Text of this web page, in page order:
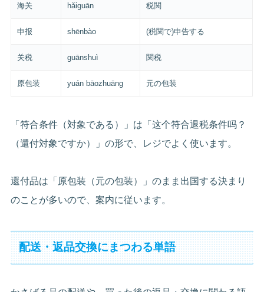
海关 hǎiguān 税関
申报 shēnbào (税関で)申告する
关税 guānshuì 関税
原包装 yuán bāozhuāng 元の包装
「符合条件（対象である）」は「这个符合退税条件吗？
（還付対象ですか）」の形で、レジでよく使います。
還付品は「原包装（元の包装）」のまま出国する決まり
のことが多いので、案内に従います。
配送・返品交換にまつわる単語